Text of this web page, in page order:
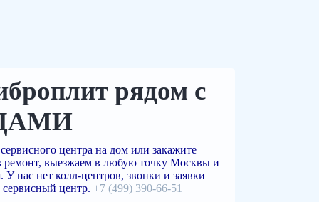
рядом с
центра на дом или закажите
ремонт, выезжаем в любую точку Москвы и
нас нет колл-центров, звонки и заявки
центр. +7 (499) 390-66-51